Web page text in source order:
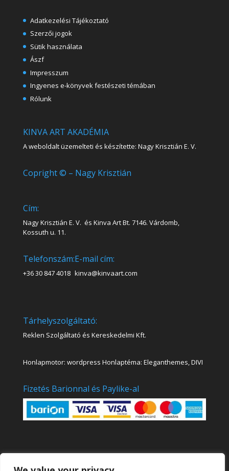
Adatkezelési Tájékoztató
Szerzői jogok
Sütik használata
Ászf
Impresszum
Ingyenes e-könyvek festészeti témában
Rólunk
KINVA ART AKADÉMIA
A weboldalt üzemelteti és készítette: Nagy Krisztián E. V.
Copright © – Nagy Krisztián
Cím:
Nagy Krisztián E. V. és Kinva Art Bt. 7146. Várdomb,
Kossuth u. 11.
Telefonszám:
+36 30 847 4018
E-mail cím:
kinva@kinvaart.com
Tárhelyszolgáltató:
Reklen Szolgáltató és Kereskedelmi Kft.
Honlapmotor: wordpress Honlaptéma: Eleganthemes, DIVI
Fizetés Barionnal és Paylike-al